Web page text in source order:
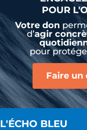
POUR
Votre don
d’agir
pour
Faire un
L'ÉCHO BLEU